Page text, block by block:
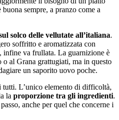
sempre, a pranzo come a
solco delle vellutate all’italiana.
soffritto e aromatizzata con
infine va frullata. La guarnizione è
al Grana grattugiati, ma in questo
un saporito uovo poche.
L’unico elemento di difficoltà,
la proporzione tra gli ingredienti.
anche per quel che concerne i